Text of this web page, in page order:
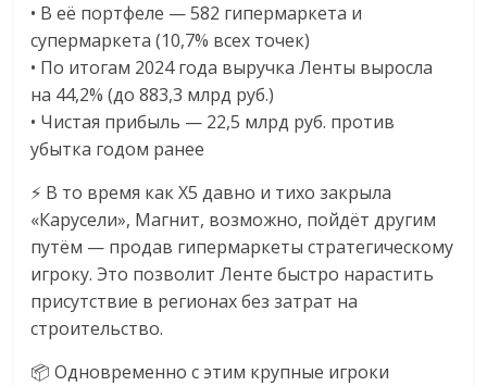
• В её портфеле — 582 гипермаркета и
супермаркета (10,7% всех точек)
• По итогам 2024 года выручка Ленты выросла
на 44,2% (до 883,3 млрд руб.)
• Чистая прибыль — 22,5 млрд руб. против
убытка годом ранее
⚡ В то время как X5 давно и тихо закрыла
«Карусели», Магнит, возможно, пойдёт другим
путём — продав гипермаркеты стратегическому
игроку. Это позволит Ленте быстро нарастить
присутствие в регионах без затрат на
строительство.
📦 Одновременно с этим крупные игроки